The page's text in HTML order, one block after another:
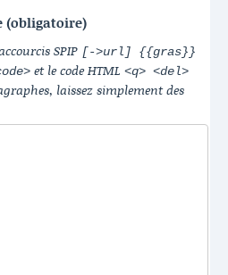
(obligatoire)
SPIP [->url] {{gras}}
et le code HTML <q> <del>
laissez simplement des